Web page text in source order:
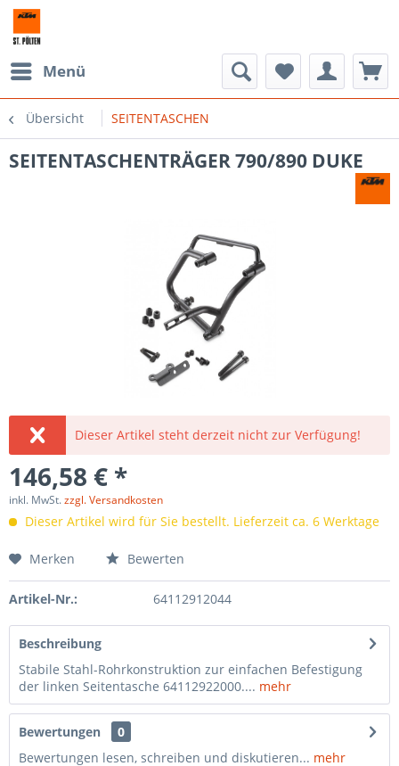
Menü
Übersicht SEITENTASCHEN
SEITENTASCHENTRÄGER 790/890 DUKE
Dieser Artikel steht derzeit nicht zur Verfügung!
146,58 € *
inkl. MwSt.zzgl. Versandkosten
Dieser Artikel wird für Sie bestellt. Lieferzeit ca. 6 Werktage
Merken Bewerten
Artikel-Nr.: 64112912044
Beschreibung
Stabile Stahl-Rohrkonstruktion zur einfachen Befestigung
der linken Seitentasche 64112922000.... mehr
Bewertungen
0
Bewertungen lesen, schreiben und diskutieren... mehr